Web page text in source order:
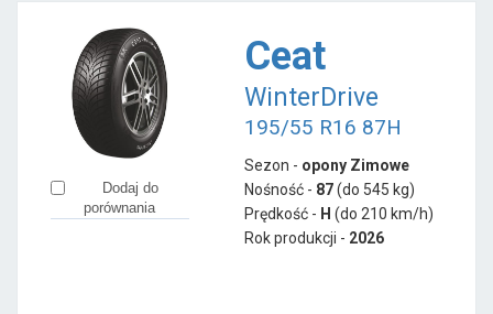
Dodaj do
porównania
Ceat
WinterDrive
195/55 R16 87H
Sezon - opony Zimowe
Nośność - 87(do 545 kg)
Prędkość - H (do 210 km/h)
Rok produkcji - 2026